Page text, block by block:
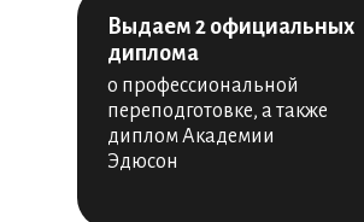
Выдаем 2 официальных
диплома
о профессиональной
переподготовке, а также
диплом Академии
Эдюсон